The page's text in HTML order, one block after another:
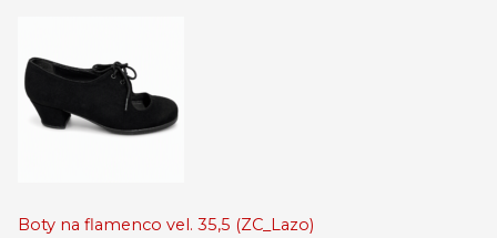
Boty na flamenco vel. 35,5 (ZC_Lazo)